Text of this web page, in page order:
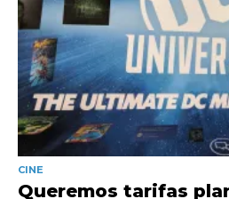
CINE
Queremos tarifas